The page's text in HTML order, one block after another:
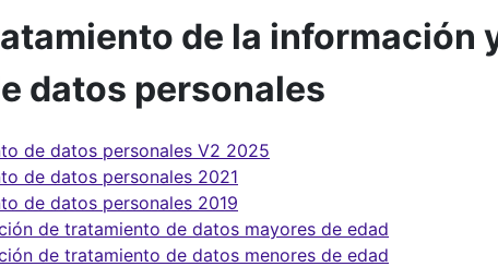
de la información
datos personales
de datos personales V2 2025
de datos personales 2021
de datos personales 2019
de tratamiento de datos mayores de edad
de tratamiento de datos menores de edad